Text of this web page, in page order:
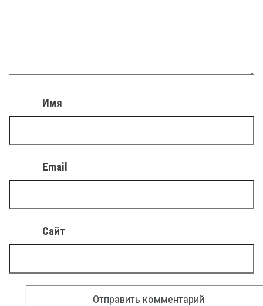
Имя
Email
Сайт